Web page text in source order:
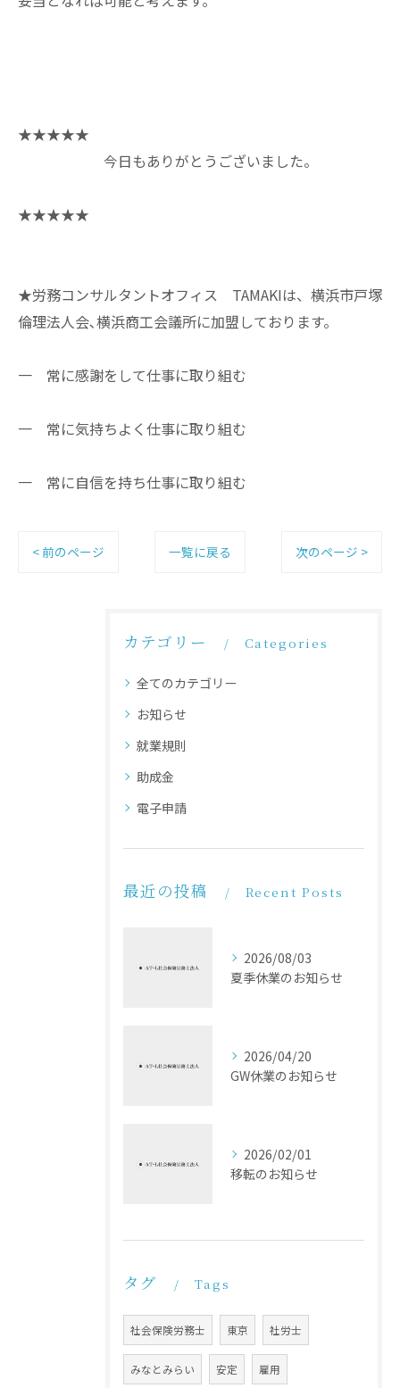
★★★★★
今日もありがとうございました。
★★★★★
★労務コンサルタントオフィス TAMAKIは、横浜市戸塚
倫理法人会､横浜商工会議所に加盟しております。
一 常に感謝をして仕事に取り組む
一 常に気持ちよく仕事に取り組む
一 常に自信を持ち仕事に取り組む
< 前のページ 一覧に戻る 次のページ >
カテゴリー Categories
全てのカテゴリー
お知らせ
就業規則
助成金
電子申請
最近の投稿 Recent Posts
2026/08/03
夏季休業のお知らせ
2026/04/20
GW休業のお知らせ
2026/02/01
移転のお知らせ
タグ Tags
社会保険労務士 東京 社労士
みなとみらい 安定 雇用